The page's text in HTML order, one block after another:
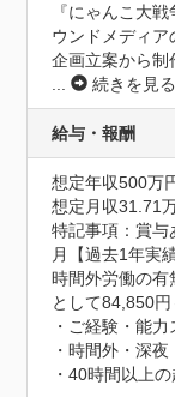
『にゃんこ大
ウンドメディア
企画立案から制
...
続きを見る
給与・報酬
想定年収500万
想定月収31.71
特記事項：賞与
月【過去1年実
時間外労働の有
として84,850
・ご経験・能
・時間外・深
・40時間以上